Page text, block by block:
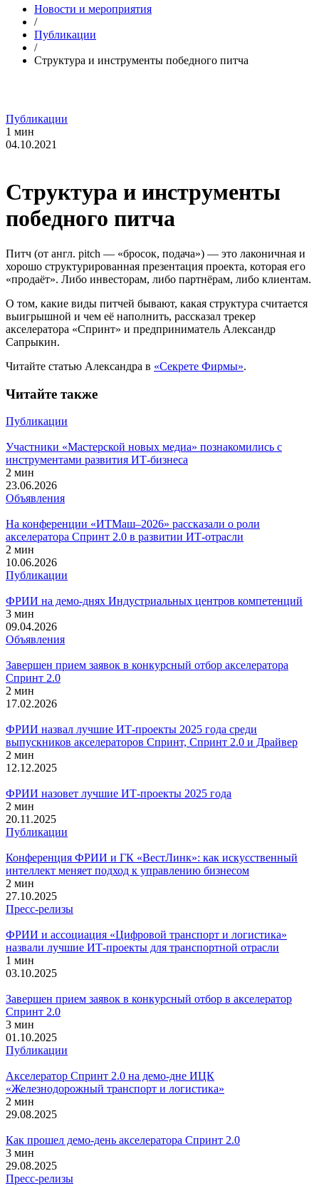
Новости и мероприятия
/
Публикации
/
Структура и инструменты победного питча
Публикации
1 мин
04.10.2021
Структура и инструменты
победного питча
Питч (от англ. pitch — «бросок, подача») — это лаконичная и
хорошо структурированная презентация проекта, которая его
«продаёт». Либо инвесторам, либо партнёрам, либо клиентам.
О том, какие виды питчей бывают, какая структура считается
выигрышной и чем её наполнить, рассказал трекер
акселератора «Спринт» и предприниматель Александр
Сапрыкин.
Читайте статью Александра в «Секрете Фирмы».
Читайте также
Публикации
Участники «Мастерской новых медиа» познакомились с
инструментами развития ИТ-бизнеса
2 мин
23.06.2026
Объявления
На конференции «ИТМаш–2026» рассказали о роли
акселератора Спринт 2.0 в развитии ИТ-отрасли
2 мин
10.06.2026
Публикации
ФРИИ на демо-днях Индустриальных центров компетенций
3 мин
09.04.2026
Объявления
Завершен прием заявок в конкурсный отбор акселератора
Спринт 2.0
2 мин
17.02.2026
ФРИИ назвал лучшие ИТ-проекты 2025 года среди
выпускников акселераторов Спринт, Спринт 2.0 и Драйвер
2 мин
12.12.2025
ФРИИ назовет лучшие ИТ-проекты 2025 года
2 мин
20.11.2025
Публикации
Конференция ФРИИ и ГК «ВестЛинк»: как искусственный
интеллект меняет подход к управлению бизнесом
2 мин
27.10.2025
Пресс-релизы
ФРИИ и ассоциация «Цифровой транспорт и логистика»
назвали лучшие ИТ-проекты для транспортной отрасли
1 мин
03.10.2025
Завершен прием заявок в конкурсный отбор в акселератор
Спринт 2.0
3 мин
01.10.2025
Публикации
Акселератор Спринт 2.0 на демо-дне ИЦК
«Железнодорожный транспорт и логистика»
2 мин
29.08.2025
Как прошел демо-день акселератора Спринт 2.0
3 мин
29.08.2025
Пресс-релизы